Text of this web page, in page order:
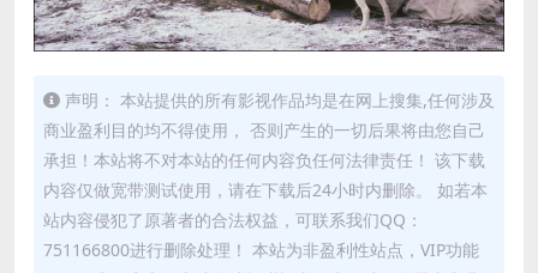
声明： 本站提供的所有影视作品均是在网上搜集,任何涉及
商业盈利目的均不得使用， 否则产生的一切后果将由您自己
承担！本站将不对本站的任何内容负任何法律责任！ 该下载
内容仅做宽带测试使用，请在下载后24小时内删除。 如若本
站内容侵犯了原著者的合法权益，可联系我们QQ：
751166800进行删除处理！ 本站为非盈利性站点，VIP功能